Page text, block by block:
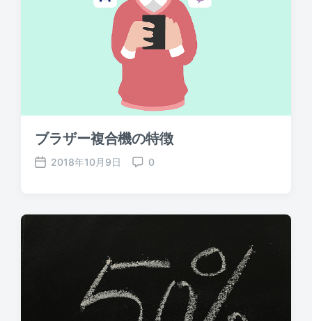
ブラザー複合機の特徴
P
t
2018年10月9日
C
m
s
0